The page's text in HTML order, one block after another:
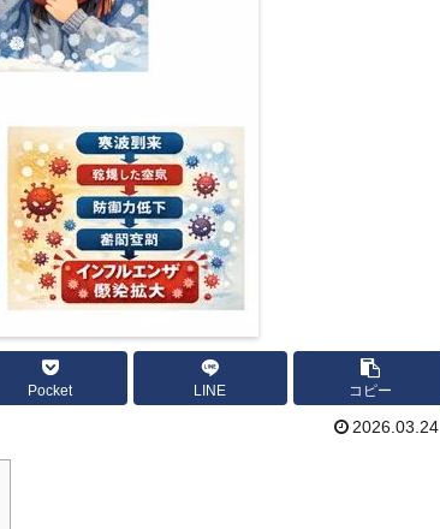
Pocket LINE コピー
2026.03.24